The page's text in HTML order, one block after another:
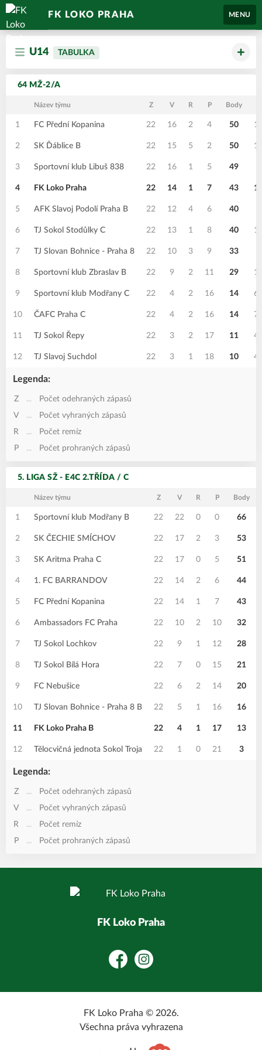
FK LOKO PRAHA MENU
U14 TABULKA
64 MŽ-2/A
Název týmu Z V R P Body
1 FC Přední Kopanina 22 16 2 4 50
2 SK Ďáblice B 22 15 5 2 50
3 Sportovní klub Libuš 838 22 16 1 5 49
4 FK Loko Praha 22 14 1 7 43
5 AFK Slavoj Podolí Praha B 22 12 4 6 40
6 TJ Sokol Stodůlky C 22 13 1 8 40
7 TJ Slovan Bohnice - Praha 8 22 10 3 9 33
8 Sportovní klub Zbraslav B 22 9 2 11 29
9 Sportovní klub Modřany C 22 4 2 16 14
10 ČAFC Praha C 22 4 2 16 14
11 TJ Sokol Řepy 22 3 2 17 11
12 TJ Slavoj Suchdol 22 3 1 18 10
Legenda:
Z ...
Počet odehraných zápasů
V
...
Počet vyhraných zápasů
R
...
Počet remíz
P
... Počet prohraných zápasů
5. LIGA SŽ - E4C 2.TŘÍDA / C
Název týmu Z V R P Body
1 Sportovní klub Modřany B 22 22 0 0 66
2 SK ČECHIE SMÍCHOV 22 17 2 3 53
3 SK Aritma Praha C 22 17 0 5 51
4 1. FC BARRANDOV 22 14 2 6 44
5 FC Přední Kopanina 22 14 1 7 43
6 Ambassadors FC Praha 22 10 2 10 32
7 TJ Sokol Lochkov 22 9 1 12 28
8 TJ Sokol Bílá Hora 22 7 0 15 21
9 FC Nebušice 22 6 2 14 20
10 TJ Slovan Bohnice - Praha 8 B 22 5 1 16 16
11 FK Loko Praha B 22 4 1 17 13
12 Tělocvičná jednota Sokol Troja 22 1 0 21 3
Legenda:
Z ...
Počet odehraných zápasů
V
...
Počet vyhraných zápasů
R
...
Počet remíz
P
... Počet prohraných zápasů
FK Loko Praha
FacebookInstagram
FK Loko Praha © 2026.
Všechna práva vyhrazena